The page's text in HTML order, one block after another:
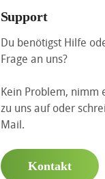
Support
Du benötigst Hilfe
Frage an uns?
Kein Problem, nimm
zu uns auf oder
Mail.
Kontakt